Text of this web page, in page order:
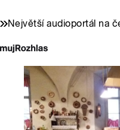
Největší audioportál na